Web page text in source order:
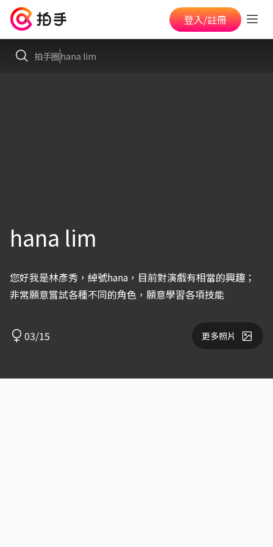
登入/註冊
拍手圈hana lim
hana lim
您好我是林彥秀，綽號hana，目前對演戲有相當的興趣；
非常願意嘗試各種不同的角色，願意學習各項技能
03/15 更多照片